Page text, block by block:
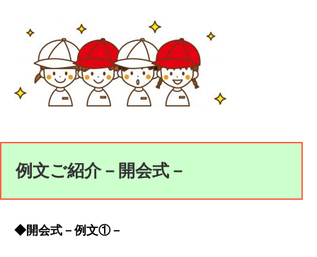
例文ご紹介－開会式－
◆開会式－例文①－